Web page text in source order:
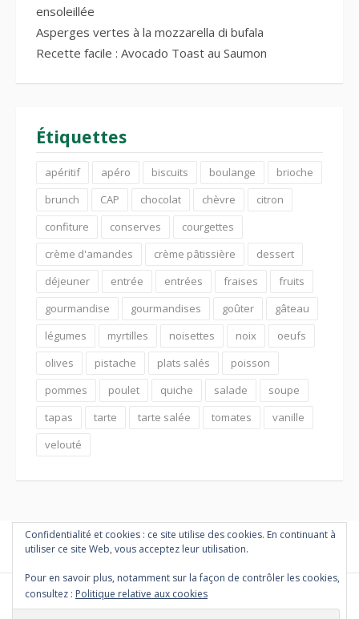
ensoleillée
Asperges vertes à la mozzarella di bufala
Recette facile : Avocado Toast au Saumon
Étiquettes
apéritif apéro biscuits boulange
brioche
brunch
CAP chocolat chèvre
citron
confiture
conserves
courgettes
crème d'amandes
crème pâtissière
dessert
déjeuner
entrée entrées fraises
fruits
gourmandise
gourmandises goûter
gâteau
légumes
myrtilles noisettes noix
oeufs
olives
pistache plats salés
poisson
pommes
poulet quiche salade
soupe
tapas
tarte tarte salée tomates
vanille
velouté
Copyright © 2026 PETITES MARMITES ET COMPAGNIE. Tous droits
Confidentialité et cookies : ce site utilise des cookies. En continuant à
utiliser ce site Web, vous acceptez leur utilisation.
Pour en savoir plus, notamment sur la façon de contrôler les cookies,
consultez : Politique relative aux cookies